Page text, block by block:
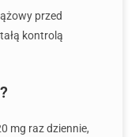
przed
kontrolą
mg raz dziennie,